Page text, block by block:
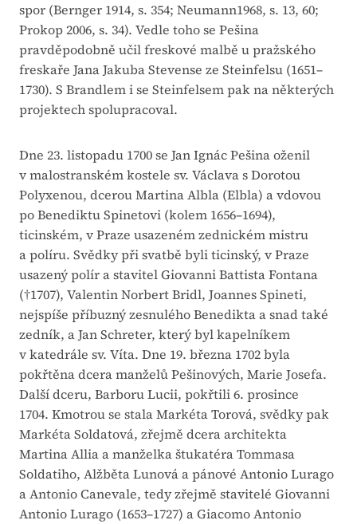
spor (Bernger 1914, s. 354; Neumann1968, s. 13, 60;
Prokop 2006, s. 34). Vedle toho se Pešina
pravděpodobně učil freskové malbě u pražského
freskaře Jana Jakuba Stevense ze Steinfelsu (1651–
1730). S Brandlem i se Steinfelsem pak na některých
projektech spolupracoval.
Dne 23. listopadu 1700 se Jan Ignác Pešina oženil
v malostranském kostele sv. Václava s Dorotou
Polyxenou, dcerou Martina Albla (Elbla) a vdovou
po Benediktu Spinetovi (kolem 1656–1694),
ticinském, v Praze usazeném zednickém mistru
a políru. Svědky při svatbě byli ticinský, v Praze
usazený polír a stavitel Giovanni Battista Fontana
(†1707), Valentin Norbert Bridl, Joannes Spineti,
nejspíše příbuzný zesnulého Benedikta a snad také
zedník, a Jan Schreter, který byl kapelníkem
v katedrále sv. Víta. Dne 19. března 1702 byla
pokřtěna dcera manželů Pešinových, Marie Josefa.
Další dceru, Barboru Lucii, pokřtili 6. prosince
1704. Kmotrou se stala Markéta Torová, svědky pak
Markéta Soldatová, zřejmě dcera architekta
Martina Allia a manželka štukatéra Tommasa
Soldatiho, Alžběta Lunová a pánové Antonio Lurago
a Antonio Canevale, tedy zřejmě stavitelé Giovanni
Antonio Lurago (1653–1727) a Giacomo Antonio